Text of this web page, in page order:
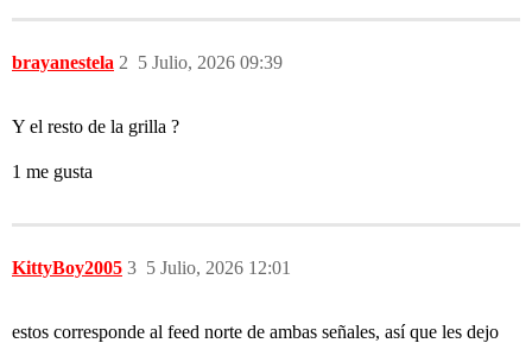
brayanestela 5 Julio, 2026 09:39
2
Y el resto de la grilla ?
1 me gusta
KittyBoy2005 5 Julio, 2026 12:01
3
estos corresponde al feed norte de ambas señales, así que les dejo